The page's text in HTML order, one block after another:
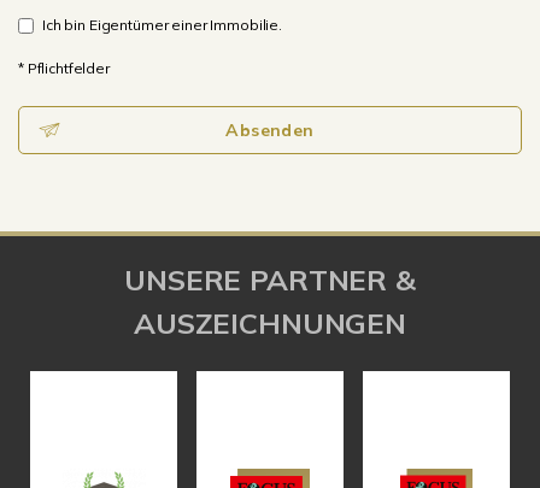
Ich bin Eigentümer einer Immobilie.
* Pflichtfelder
Absenden
UNSERE PARTNER &
AUSZEICHNUNGEN